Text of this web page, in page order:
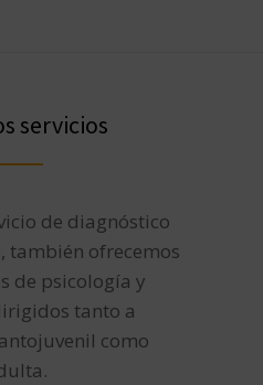
servicios
de diagnóstico
también ofrecemos
de psicología y
tanto a
como